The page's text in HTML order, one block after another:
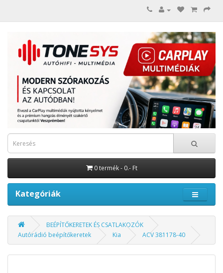
0 termék - 0.- Ft
Kategóriák
BEÉPÍTŐKERETEK ÉS CSATLAKOZÓK
Autórádió beépítőkeretek
Kia ACV 381178-40